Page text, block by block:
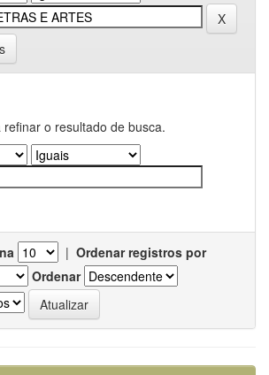
o resultado de busca.
| Ordenar registros por
Ordenar